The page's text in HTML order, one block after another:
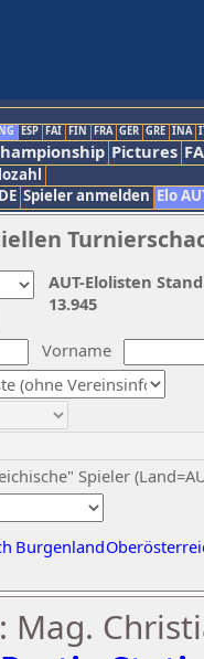
ESP FAI FIN FRA GER GRE INA
Pictures
Spieler anmelden Elo
Vorname
Spieler
Burgenland
AUT-Elolisten
13.945
Mag.